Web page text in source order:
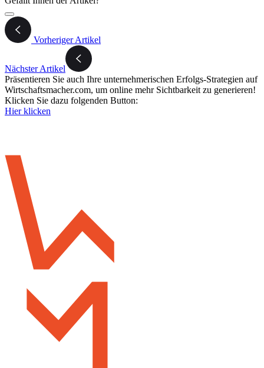
Vorheriger Artikel
Nächster Artikel
Präsentieren Sie auch Ihre unternehmerischen Erfolgs-Strategien auf
Wirtschaftsmacher.com, um online mehr Sichtbarkeit zu generieren!
Klicken Sie dazu folgenden Button:
Hier klicken